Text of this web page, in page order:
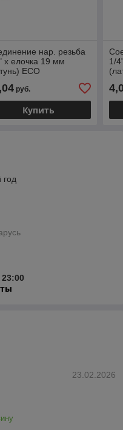
нар. резьба
х елочка 19 мм
ECO
руб.
Купить
1/
год
23.02.2026